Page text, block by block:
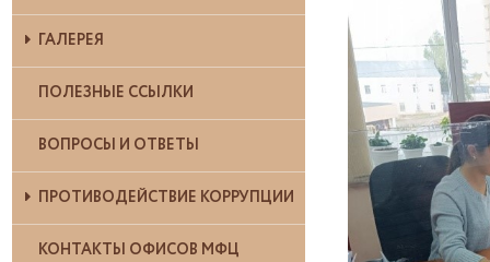
ГАЛЕРЕЯ
ПОЛЕЗНЫЕ ССЫЛКИ
ВОПРОСЫ И ОТВЕТЫ
ПРОТИВОДЕЙСТВИЕ КОРРУПЦИИ
КОНТАКТЫ ОФИСОВ МФЦ